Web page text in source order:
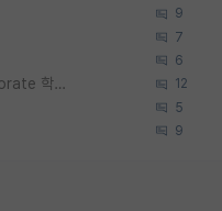
9
7
6
우리나라도 학구 열풍보면 Higher Doctorate 학위가 필요하다고 봅니다. 12
5
9